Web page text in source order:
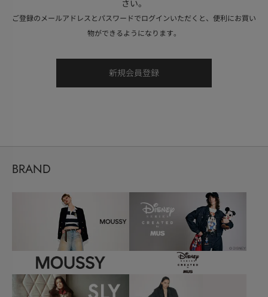
さい。
ご登録のメールアドレスとパスワードでログインいただくと、便利にお買い
物ができるようになります。
BRAND